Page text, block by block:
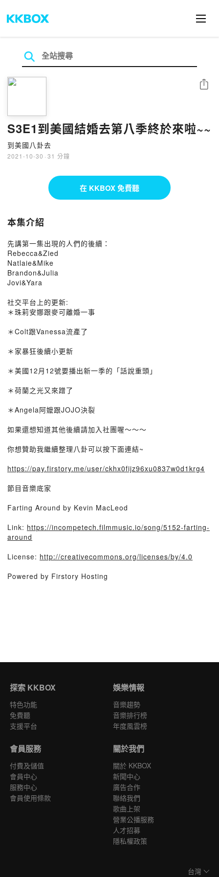
S3E1到美國結婚去第八季終於來啦~~
到美國八卦去
2021-10-30 · 31 分鐘
分享
在 KKBOX 免費聽
本集介紹
先講第一集出現的人們的後續：
Rebecca&Zied
Natlaie&Mike
Brandon&Julia
Jovi&Yara
社交平台上的更新:
＊珠莉安娜跟麥可離婚一事
＊Colt跟Vanessa流產了
＊家暴狂後續小更新
＊美國12月12號要播出新一季的「話說重頭」
＊荷蘭之光又來蹭了
＊Angela阿嬤跟JOJO決裂
如果還想知道其他後續請加入社團喔～～～
你想贊助我繼續整理八卦可以按下面連結~
https://pay.firstory.me/user/ckhx0fijz96xu0837w0d1krg4
節目音樂底家
Farting Around by Kevin MacLeod
Link: https://incompetech.filmmusic.io/song/5152-farting-
around
License: http://creativecommons.org/licenses/by/4.0
Powered by Firstory Hosting
探索 KKBOX
特色功能
免費聽
支援平台
娛樂情報
音樂趨勢
音樂排行榜
年度風雲榜
會員服務
付費及儲值
會員中心
服務中心
會員使用條款
關於我們
關於 KKBOX
新聞中心
廣告合作
聯絡我們
歌曲上架
營業公播服務
人才招募
隱私權政策
台灣